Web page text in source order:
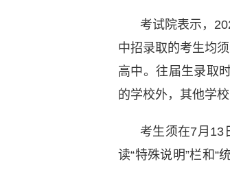
考试院表示，
中招录取的考生均
高中。往届生录取
的学校外，其他学
考生须在7月13
读“特殊说明”栏和“